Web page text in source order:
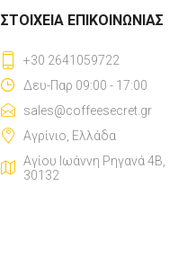
ΣΤΟΙΧΕΊΑ ΕΠΙΚΟΙΝΩΝΊΑΣ
+30 2641059722
Δευ-Παρ 09:00 - 17:00
sales@coffeesecret.gr
Αγρίνιο, Ελλάδα
Αγίου Ιωάννη Ρηγανά 4Β,
30132